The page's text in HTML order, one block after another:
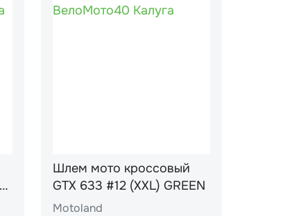
Шлем мото кроссовый
GTX 633 #12 (XXL) GREEN
Motoland